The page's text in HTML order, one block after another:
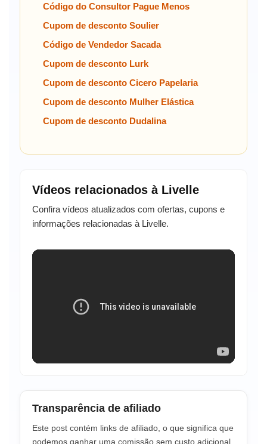
Código do Consultor Pague Menos
Cupom de desconto Soulier
Código de Vendedor Sacada
Cupom de desconto Lurk
Cupom de desconto Cicero Papelaria
Cupom de desconto Mulher Elástica
Cupom de desconto Dudalina
Vídeos relacionados à Livelle
Confira vídeos atualizados com ofertas, cupons e
informações relacionadas à Livelle.
Transparência de afiliado
Este post contém links de afiliado, o que significa que
podemos ganhar uma comissão sem custo adicional